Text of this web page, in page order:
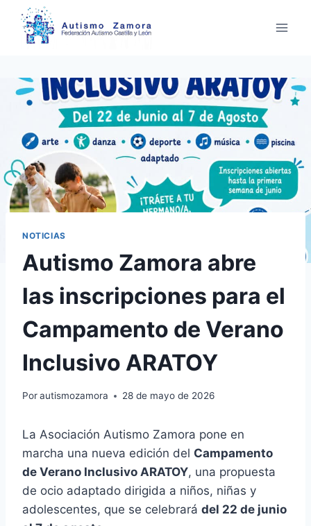
Saltar
contenido
NOTICIAS
Autismo Zamora abre
las inscripciones para el
Campamento de Verano
Inclusivo ARATOY
Porautismozamora 28 de mayo de 2026
La Asociación Autismo Zamora pone en
marcha una nueva edición del Campamento
de Verano Inclusivo ARATOY, una propuesta
de ocio adaptado dirigida a niños, niñas y
adolescentes, que se celebrará del 22 de junio